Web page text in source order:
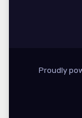
Proudly